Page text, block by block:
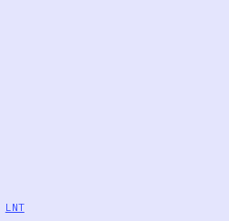
LNT